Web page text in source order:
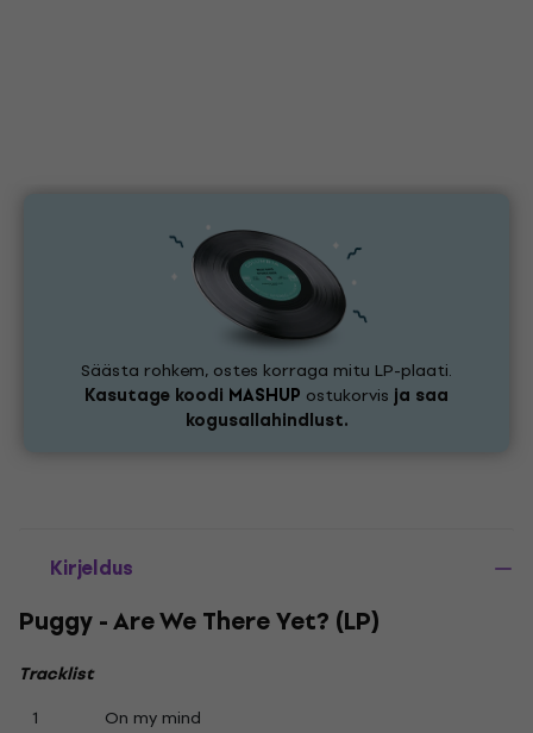
Säästa rohkem, ostes korraga mitu LP-plaati.
Kasutage koodi MASHUP ostukorvis ja saa
kogusallahindlust.
Kirjeldus
Puggy - Are We There Yet? (LP)
Tracklist
1
On my mind